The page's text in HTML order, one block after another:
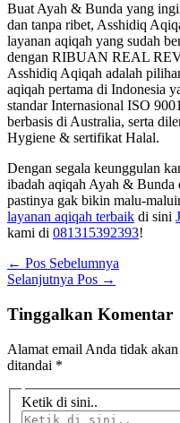
Buat Ayah & Bunda yang
dan tanpa ribet, Asshidiq
layanan aqiqah yang sudah
dengan RIBUAN REAL
Asshidiq Aqiqah adalah
aqiqah pertama di Indonesia
standar Internasional ISO
berbasis di Australia, serta
Hygiene & sertifikat Halal.
Dengan segala keunggulan
ibadah aqiqah Ayah & Bunda
pastinya gak bikin malu-
layanan aqiqah terbaik di sini
kami di 081315392393!
← Pos Sebelumnya
Selanjutnya Pos →
Tinggalkan Komentar
Alamat email Anda tidak
ditandai *
Ketik di sini..